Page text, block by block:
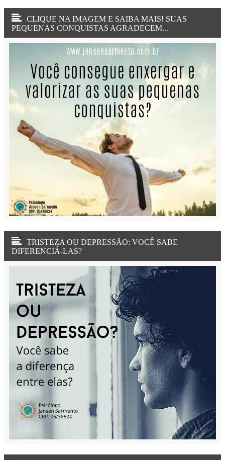
CLIQUE NA IMAGEM E SAIBA MAIS! SUAS
PEQUENAS CONQUISTAS AGRADECEM...
TRISTEZA OU DEPRESSÃO: VOCÊ SABE
DIFERENCIÁ-LAS?